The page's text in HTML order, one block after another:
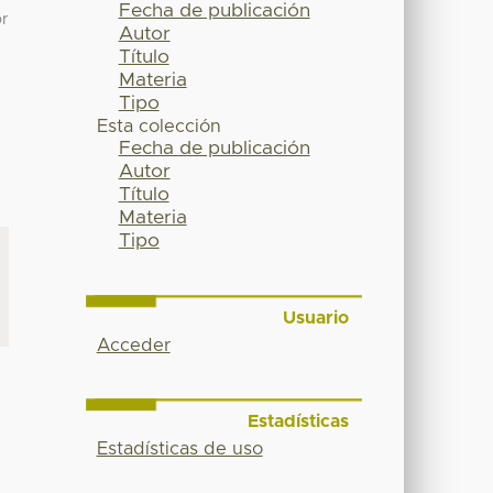
Fecha de publicación
Autor
Título
Materia
Tipo
Esta colección
Fecha de publicación
Autor
Título
Materia
Tipo
Usuario
Acceder
Estadísticas
Estadísticas de uso